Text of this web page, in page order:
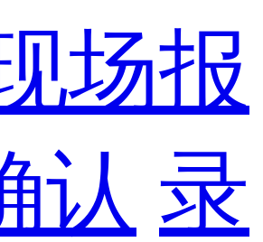
场报
认 录